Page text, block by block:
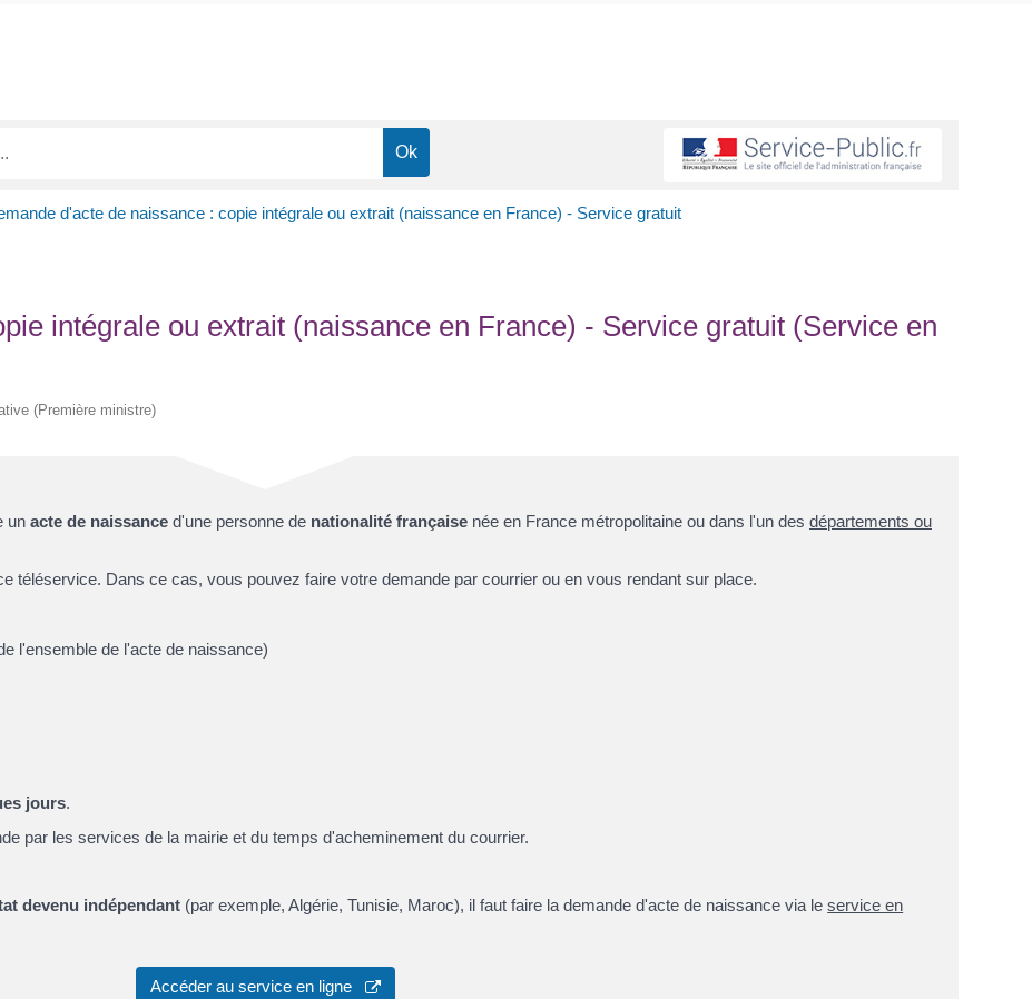
d'acte de naissance : copie intégrale ou extrait (naissance en France) - Service gratuit
intégrale ou extrait (naissance en France) - Service gratuit (Service en
(Première ministre)
un acte de naissance d'une personne de nationalité française née en France métropolitaine ou dans l'un des départements ou
téléservice. Dans ce cas, vous pouvez faire votre demande par courrier ou en vous rendant sur place.
l'ensemble de l'acte de naissance)
jours.
par les services de la mairie et du temps d'acheminement du courrier.
devenu indépendant (par exemple, Algérie, Tunisie, Maroc), il faut faire la demande d'acte de naissance via leservice en
Accéder au service en ligne